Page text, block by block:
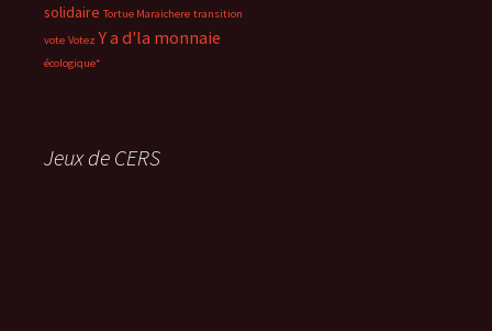
solidaire Tortue Maraichere transition
vote Votez Y a d'la monnaie
écologique*
Jeux de CERS